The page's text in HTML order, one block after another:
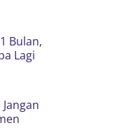
Bulan,
Lagi